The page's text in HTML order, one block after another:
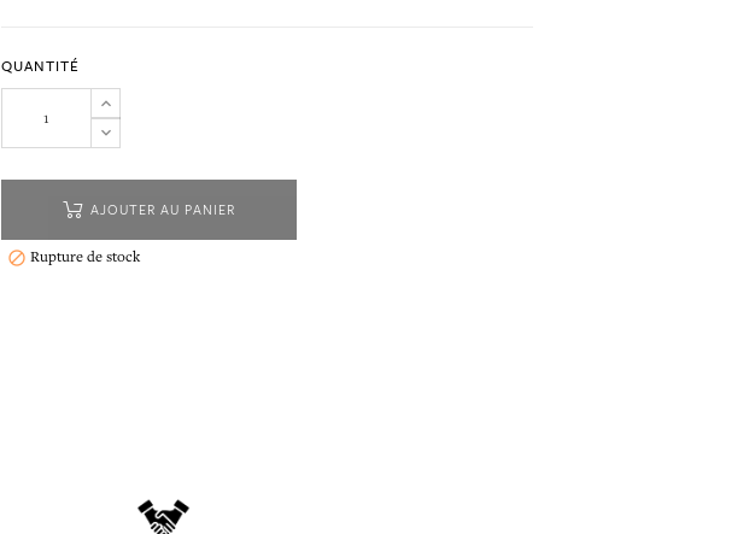
QUANTITÉ
AJOUTER AU PANIER
 Rupture de stock